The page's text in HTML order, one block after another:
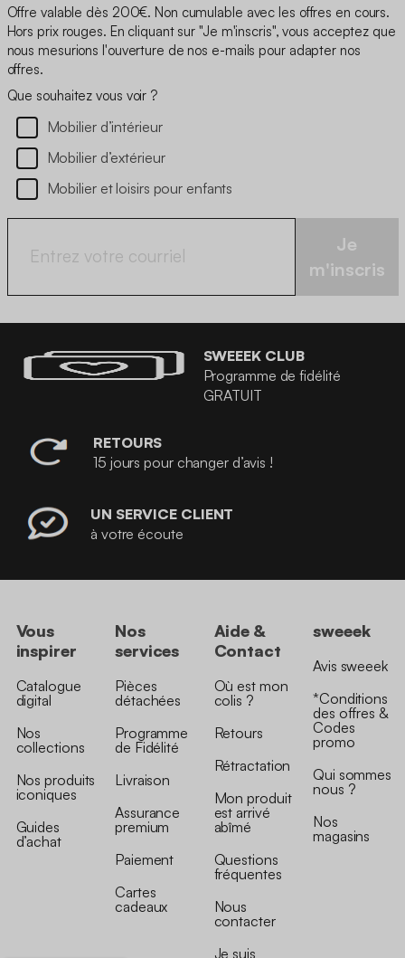
Offre valable dès 200€. Non cumulable avec les offres en cours.
Hors prix rouges. En cliquant sur "Je m'inscris", vous acceptez que
nous mesurions l'ouverture de nos e-mails pour adapter nos
offres.
Que souhaitez vous voir ?
Mobilier d’intérieur
Mobilier d’extérieur
Mobilier et loisirs pour enfants
Je
m'inscris
SWEEEK CLUB
Programme de fidélité
GRATUIT
RETOURS
15 jours pour changer d’avis !
UN SERVICE CLIENT
à votre écoute
Vous
inspirer
Catalogue
digital
Nos
collections
Nos produits
iconiques
Guides
d’achat
Nos
services
Pièces
détachées
Programme
de Fidélité
Livraison
Assurance
premium
Paiement
Cartes
cadeaux
Aide &
Contact
Où est mon
colis ?
Retours
Rétractation
Mon produit
est arrivé
abîmé
Questions
fréquentes
Nous
contacter
Je suis
sweeek
Avis sweeek
*Conditions
des offres &
Codes
promo
Qui sommes
nous ?
Nos
magasins